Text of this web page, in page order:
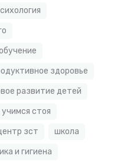
здоровье
развитие детей
учимся стоя
зст
школа
и гигиена